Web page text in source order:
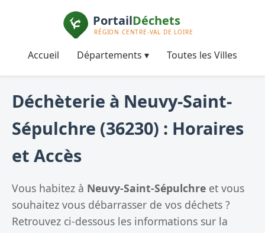
Accueil Départements ▾ Toutes les Villes
Déchèterie à Neuvy-Saint-
Sépulchre (36230) : Horaires
et Accès
Vous habitez à Neuvy-Saint-Sépulchre et vous
souhaitez vous débarrasser de vos déchets ?
Retrouvez ci-dessous les informations sur la